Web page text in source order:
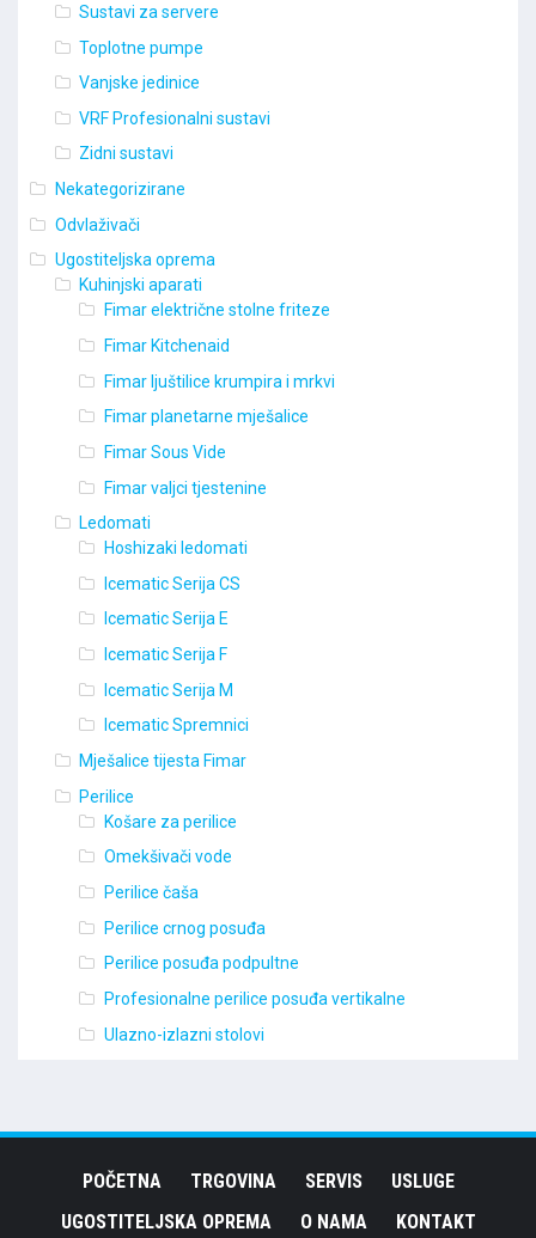
Sustavi za servere
Toplotne pumpe
Vanjske jedinice
VRF Profesionalni sustavi
Zidni sustavi
Nekategorizirane
Odvlaživači
Ugostiteljska oprema
Kuhinjski aparati
Fimar električne stolne friteze
Fimar Kitchenaid
Fimar ljuštilice krumpira i mrkvi
Fimar planetarne mješalice
Fimar Sous Vide
Fimar valjci tjestenine
Ledomati
Hoshizaki ledomati
Icematic Serija CS
Icematic Serija E
Icematic Serija F
Icematic Serija M
Icematic Spremnici
Mješalice tijesta Fimar
Perilice
Košare za perilice
Omekšivači vode
Perilice čaša
Perilice crnog posuđa
Perilice posuđa podpultne
Profesionalne perilice posuđa vertikalne
Ulazno-izlazni stolovi
POČETNA TRGOVINA SERVIS
USLUGE
UGOSTITELJSKA OPREMA
O NAMA KONTAKT